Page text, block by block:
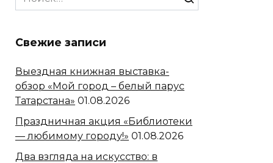
for:
Свежие записи
Выездная книжная выставка-
обзор «Мой город – белый парус
Татарстана» 01.08.2026
Праздничная акция «Библиотеки
— любимому городу!» 01.08.2026
Два взгляда на искусство: в